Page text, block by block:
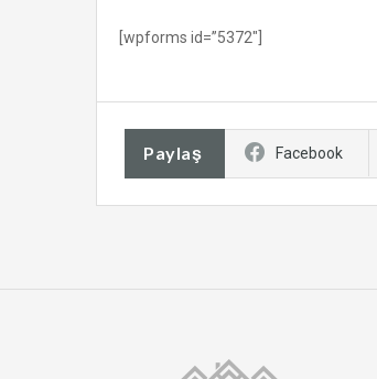
[wpforms id=”5372″]
Paylaş Facebook